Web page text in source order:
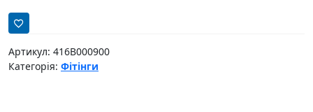
2"
кількість
Артикул: 416B000900
Категорія: Фітінги